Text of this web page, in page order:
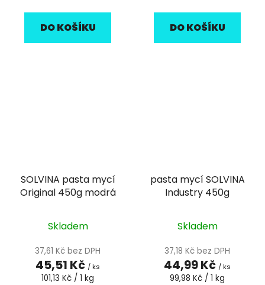
DO KOŠÍKU DO KOŠÍKU
SOLVINA pasta mycí
Original 450g modrá
Skladem
37,61 Kč bez DPH
45,51 Kč / ks
Měrná
101,13 Kč / 1 kg
pasta mycí SOLVINA
Industry 450g
Skladem
37,18 Kč bez DPH
44,99 Kč / ks
Měrná
99,98 Kč / 1 kg